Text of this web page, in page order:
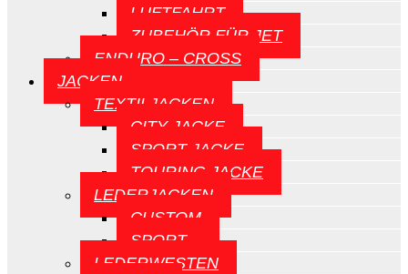
LUFTFAHRT
ZUBEHÖR FÜR JET
ENDURO – CROSS
JACKEN
TEXTILJACKEN
CITY JACKE
SPORT JACKE
TOURING JACKE
LEDERJACKEN
CUSTOM
SPORT
LEDERWESTEN